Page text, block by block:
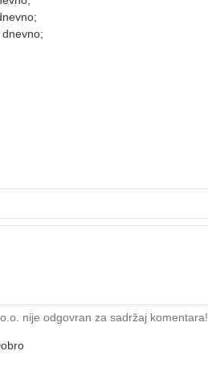
nije odgovran za sadržaj komentara!